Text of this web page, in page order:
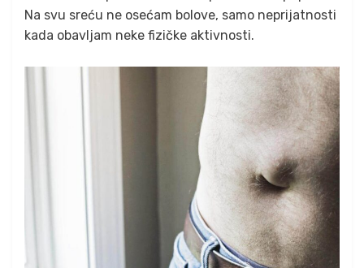
Na svu sreću ne osećam bolove, samo neprijatnosti
kada obavljam neke fizičke aktivnosti.